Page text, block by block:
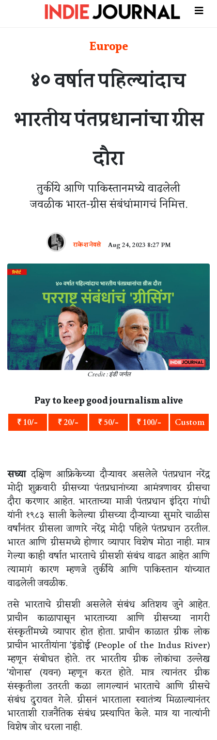
Europe
४० वर्षात पहिल्यांदाच
भारतीय पंतप्रधानांचा ग्रीस
दौरा
तुर्कीये आणि पाकिस्तानमध्ये वाढलेली
जवळीक भारत-ग्रीस संबंधांमागचं निमित्त.
राकेश नेवसे Aug 24, 2023 8:27 PM
Credit : इंडी जर्नल
Pay to keep good journalism alive
₹ 10/- ₹ 20/- ₹ 50/- ₹ 100/- Custom
सध्यादक्षिण आफ्रिकेच्या दौऱ्यावर असलेले पंतप्रधान नरेंद्र
मोदी शुक्रवारी ग्रीसच्या पंतप्रधानांच्या आमंत्रणावर ग्रीसचा
दौरा करणार आहेत. भारताच्या माजी पंतप्रधान इंदिरा गांधी
यांनी १९८३ साली केलेल्या ग्रीसच्या दौऱ्याच्या सुमारे चाळीस
वर्षांनंतर ग्रीसला जाणारे नरेंद्र मोदी पहिले पंतप्रधान ठरतील.
भारत आणि ग्रीसमध्ये होणार व्यापार विशेष मोठा नाही. मात्र
गेल्या काही वर्षात भारताचे ग्रीसशी संबंध वाढत आहेत आणि
त्यामागं कारण म्हणजे तुर्कीये आणि पाकिस्तान यांच्यात
वाढलेली जवळीक.
तसे भारताचे ग्रीसशी असलेले संबंध अतिशय जुने आहेत.
प्राचीन काळापासून भारताच्या आणि ग्रीसच्या नागरी
संस्कृतींमध्ये व्यापार होत होता. प्राचीन काळात ग्रीक लोक
प्राचीन भारतीयांना 'इंडोई' (People of the Indus River)
म्हणून संबोधत होते. तर भारतीय ग्रीक लोकांचा उल्लेख
'योनास' (यवन) म्हणून करत होते. मात्र त्यानंतर ग्रीक
संस्कृतीला उतरती कळा लागल्यानं भारताचे आणि ग्रीसचे
संबंध दुरावत गेले. ग्रीसनं भारताला स्वातंत्र्य मिळाल्यानंतर
भारताशी राजनैतिक संबंध प्रस्थापित केले. मात्र या नात्यांनी
विशेष जोर धरला नाही.